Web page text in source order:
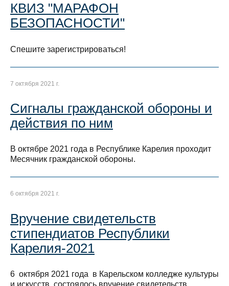
КВИЗ "МАРАФОН
БЕЗОПАСНОСТИ"
Спешите зарегистрироваться!
7 октября 2021 г.
Сигналы гражданской обороны и
действия по ним
В октябре 2021 года в Республике Карелия проходит
Месячник гражданской обороны.
6 октября 2021 г.
Вручение свидетельств
стипендиатов Республики
Карелия-2021
6 октября 2021 года в Карельском колледже культуры
и искусств состоялось вручение свидетельств